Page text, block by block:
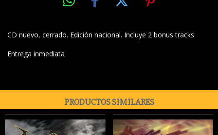
CD nuevo, cerrado. Edición nacional. Incluye 2 bonus tracks
Entrega inmediata
PRODUCTOS SIMILARES